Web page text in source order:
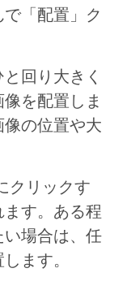
「配置」ク
回り大きく
を配置しま
の位置や大
クリックす
す。ある程
い場合は、任
ます。